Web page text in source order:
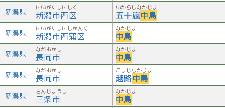
新潟県 にいがたしにしく
新潟市西区
いからしなかじま
五十嵐中島
新潟県 にいがたしにしかんく
新潟市西蒲区
なかじま
中島
新潟県 ながおかし
長岡市
なかじま
中島
新潟県 ながおかし
長岡市
こしじなかじま
越路中島
新潟県 さんじょうし
三条市
なかじま
中島